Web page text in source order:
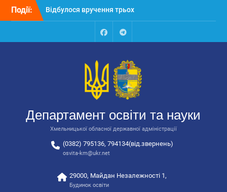
Перейти
Події:
Відбулося вручення трьох
освіти та науки обласної
державної адміністрації
Відбулась обласна
національно-патріотичне
виховання
FacebookTalegram
Департамент освіти та науки
Хмельницької обласної державної адміністрації
(0382) 795136, 794134(від.звернень)
osvita-km@ukr.net
29000, Майдан Незалежності 1,
Будинок освіти